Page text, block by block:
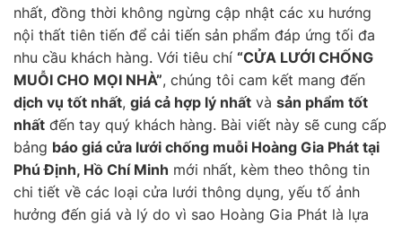
nhất, đồng thời không ngừng cập nhật các xu hướng
nội thất tiên tiến để cải tiến sản phẩm đáp ứng tối đa
nhu cầu khách hàng. Với tiêu chí “CỬA LƯỚI CHỐNG
MUỖI CHO MỌI NHÀ”, chúng tôi cam kết mang đến
dịch vụ tốt nhất, giá cả hợp lý nhất và sản phẩm tốt
nhất đến tay quý khách hàng. Bài viết này sẽ cung cấp
bảng báo giá cửa lưới chống muỗi Hoàng Gia Phát tại
Phú Định, Hồ Chí Minh mới nhất, kèm theo thông tin
chi tiết về các loại cửa lưới thông dụng, yếu tố ảnh
hưởng đến giá và lý do vì sao Hoàng Gia Phát là lựa